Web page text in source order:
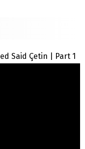
Said Çetin | Part 1